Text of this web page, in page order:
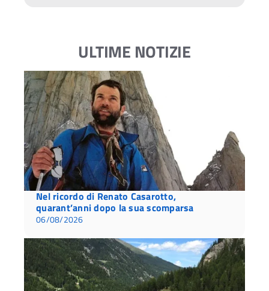
ULTIME NOTIZIE
Nel ricordo di Renato Casarotto,
quarant’anni dopo la sua scomparsa
06/08/2026